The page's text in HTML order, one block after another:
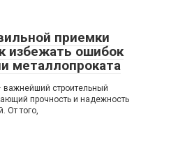
приемки
избежать ошибок
металлопроката
важнейший строительный
прочность и надежность
От того,